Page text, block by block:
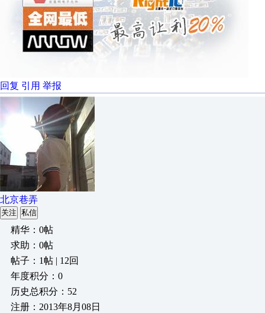
回复 引用 举报
北京巷弄
关注 私信
精华：0帖
求助：0帖
帖子：1帖 | 12回
年度积分：0
历史总积分：52
注册：2013年8月08日